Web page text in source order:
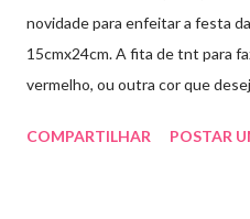
novidade para enfeitar a festa
15cmx24cm. A fita de tnt para
vermelho, ou outra cor que
COMPARTILHAR
POSTAR